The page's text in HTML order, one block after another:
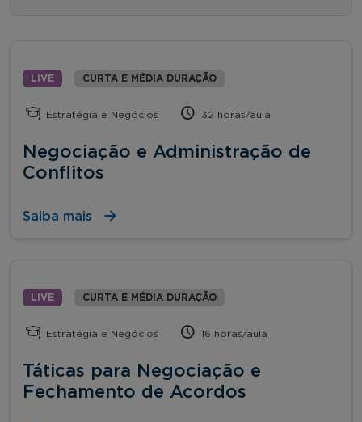
LIVE CURTA E MÉDIA DURAÇÃO
Estratégia e Negócios 32 horas/aula
Negociação e Administração de
Conflitos
Saiba mais
LIVE CURTA E MÉDIA DURAÇÃO
Estratégia e Negócios 16 horas/aula
Táticas para Negociação e
Fechamento de Acordos